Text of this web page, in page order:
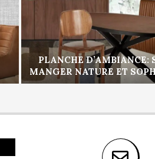
PLANCHE D’AMBIANCE:
MANGER NATURE ET